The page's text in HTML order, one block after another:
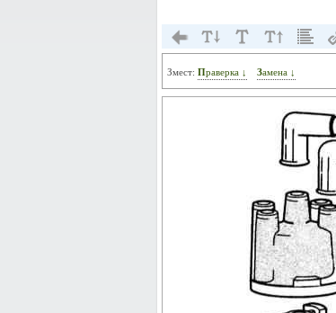
Змест: Праверка ↓ Замена ↓